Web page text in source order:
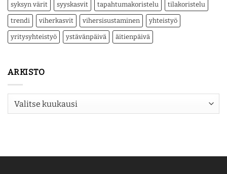
syksyn värit syyskasvit tapahtumakoristelu tilakoristelu
trendi viherkasvit vihersisustaminen yhteistyö
yritysyhteistyö ystävänpäivä äitienpäivä
ARKISTO
Arkisto